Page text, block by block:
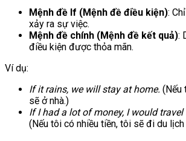
Mệnh đề If (Mệnh đề điều kiện):
xảy ra sự việc.
Mệnh đề chính (Mệnh đề kết quả):
điều kiện được thỏa mãn.
Ví dụ:
If it rains, we will stay at home. (Nếu
sẽ ở nhà.)
If I had a lot of money, I would
(Nếu tôi có nhiều tiền, tôi sẽ đi du